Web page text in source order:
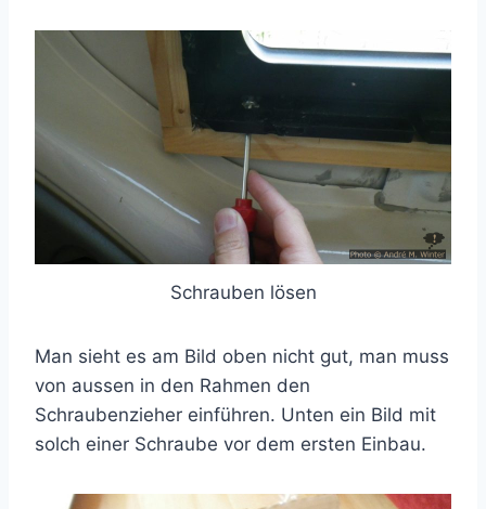
Schrauben lösen
Man sieht es am Bild oben nicht gut, man muss
von aussen in den Rahmen den
Schraubenzieher einführen. Unten ein Bild mit
solch einer Schraube vor dem ersten Einbau.